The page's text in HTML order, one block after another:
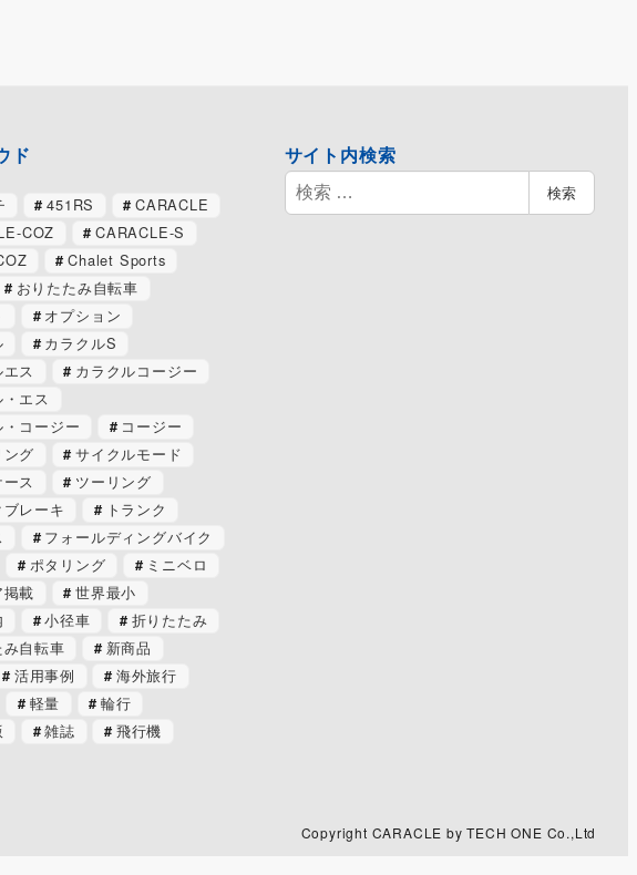
ド
451RS
CARACLE
COZ
CARACLE-S
Chalet Sports
おりたたみ自転車
オプション
カラクルS
ス
カラクルコージー
エス
コージー
コージー
グ
サイクルモード
ス
ツーリング
レーキ
トランク
フォールディングバイク
ポタリング
ミニベロ
載
世界最小
小径車
折りたたみ
自転車
新商品
活用事例
海外旅行
軽量
輪行
雑誌 飛行機
サイト内検索
検
索
検索
Copyright CARACLE by TECH ONE Co.,Ltd